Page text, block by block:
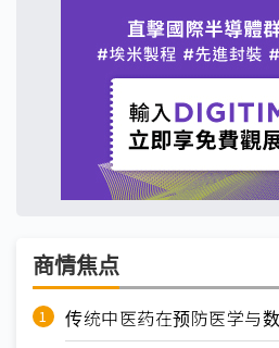
商情焦点
传统中医药在预防医学与